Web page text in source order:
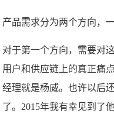
产品需求分为两个方向，
对于第一个方向，需要对
用户和供应链上的真正痛
经理就是杨威。也许以后
了。2015年我有幸见到了